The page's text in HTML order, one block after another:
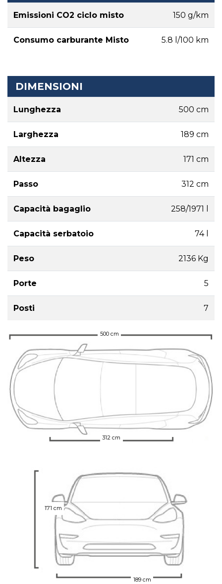
Emissioni CO2 ciclo misto 150 g/km
Consumo carburante Misto 5.8 l/100 km
DIMENSIONI
Lunghezza 500 cm
Larghezza 189 cm
Altezza 171 cm
Passo 312 cm
Capacità bagaglio 258/1971 l
Capacità serbatoio 74 l
Peso 2136 Kg
Porte 5
Posti 7
500 cm
312 cm
171 cm
189 cm